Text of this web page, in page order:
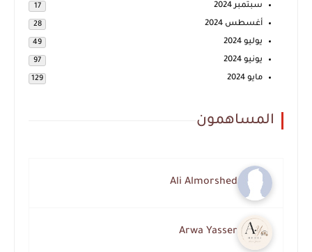
سبتمبر 2024 17
أغسطس 2024 28
يوليو 2024 49
يونيو 2024 97
مايو 2024 129
المساهمون
Ali Almorshed
Arwa Yasser